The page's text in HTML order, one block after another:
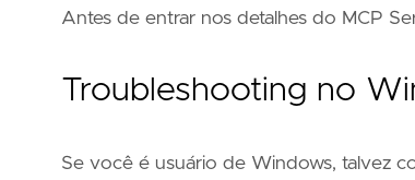
Antes de entrar nos detalhes do MCP
Troubleshooting no
Se você é usuário de Windows, talvez